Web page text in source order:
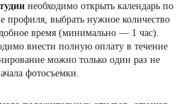
необходимо открыть календарь по
профиля, выбрать нужное количество
время (минимально — 1 час).
внести полную оплату в течение
можно только один раз не
фотосъемки.